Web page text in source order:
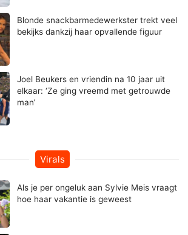
Blonde snackbarmedewerkster trekt veel
bekijks dankzij haar opvallende figuur
Joel Beukers en vriendin na 10 jaar uit
elkaar: ‘Ze ging vreemd met getrouwde
man’
Virals
Als je per ongeluk aan Sylvie Meis vraagt
hoe haar vakantie is geweest